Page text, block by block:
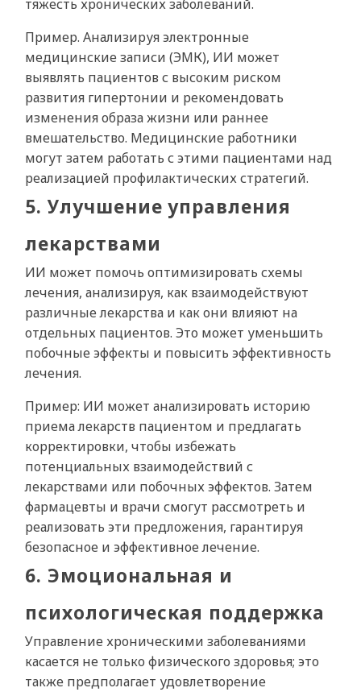
тяжесть хронических заболеваний.
Пример. Анализируя электронные
медицинские записи (ЭМК), ИИ может
выявлять пациентов с высоким риском
развития гипертонии и рекомендовать
изменения образа жизни или раннее
вмешательство. Медицинские работники
могут затем работать с этими пациентами над
реализацией профилактических стратегий.
5. Улучшение управления
лекарствами
ИИ может помочь оптимизировать схемы
лечения, анализируя, как взаимодействуют
различные лекарства и как они влияют на
отдельных пациентов. Это может уменьшить
побочные эффекты и повысить эффективность
лечения.
Пример: ИИ может анализировать историю
приема лекарств пациентом и предлагать
корректировки, чтобы избежать
потенциальных взаимодействий с
лекарствами или побочных эффектов. Затем
фармацевты и врачи смогут рассмотреть и
реализовать эти предложения, гарантируя
безопасное и эффективное лечение.
6. Эмоциональная и
психологическая поддержка
Управление хроническими заболеваниями
касается не только физического здоровья; это
также предполагает удовлетворение